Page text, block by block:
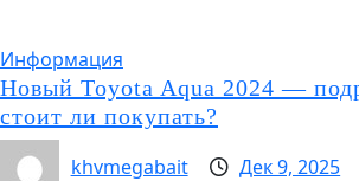
Информация
Новый Toyota Aqua 2024 —
стоит ли покупать?
khvmegabait
Дек 9, 2025